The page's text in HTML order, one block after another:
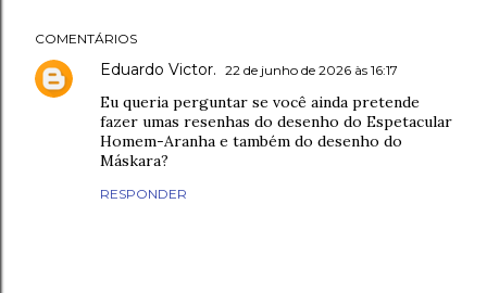
COMENTÁRIOS
Eduardo Victor. 22 de junho de 2026 às 16:17
Eu queria perguntar se você ainda pretende
fazer umas resenhas do desenho do Espetacular
Homem-Aranha e também do desenho do
Máskara?
RESPONDER